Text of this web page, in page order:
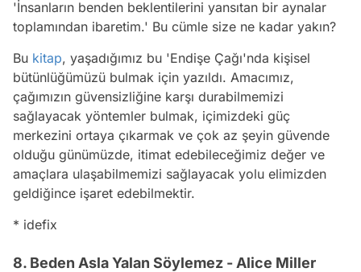
'İnsanların benden beklentilerini yansıtan bir aynalar
toplamından ibaretim.' Bu cümle size ne kadar yakın?
Bu kitap, yaşadığımız bu 'Endişe Çağı'nda kişisel
bütünlüğümüzü bulmak için yazıldı. Amacımız,
çağımızın güvensizliğine karşı durabilmemizi
sağlayacak yöntemler bulmak, içimizdeki güç
merkezini ortaya çıkarmak ve çok az şeyin güvende
olduğu günümüzde, itimat edebileceğimiz değer ve
amaçlara ulaşabilmemizi sağlayacak yolu elimizden
geldiğince işaret edebilmektir.
* idefix
8. Beden Asla Yalan Söylemez - Alice Miller